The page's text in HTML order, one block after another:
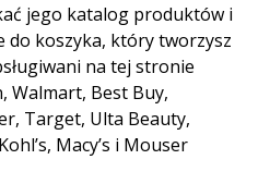
jego katalog produktów i
do koszyka, który tworzysz
na tej stronie
Walmart, Best Buy,
Target, Ulta Beauty,
Macy’s i Mouser